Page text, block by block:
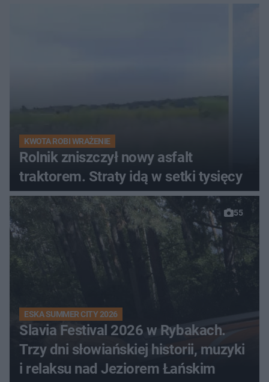
zgłosił
KWOTA ROBI WRAŻENIE
Rolnik zniszczył nowy asfalt
traktorem. Straty idą w setki tysięcy
55
ESKA SUMMER CITY 2026
Slavia Festival 2026 w Rybakach.
Trzy dni słowiańskiej historii, muzyki
i relaksu nad Jeziorem Łańskim